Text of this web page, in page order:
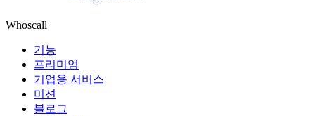
Whoscall
기능
프리미엄
기업용 서비스
미션
블로그